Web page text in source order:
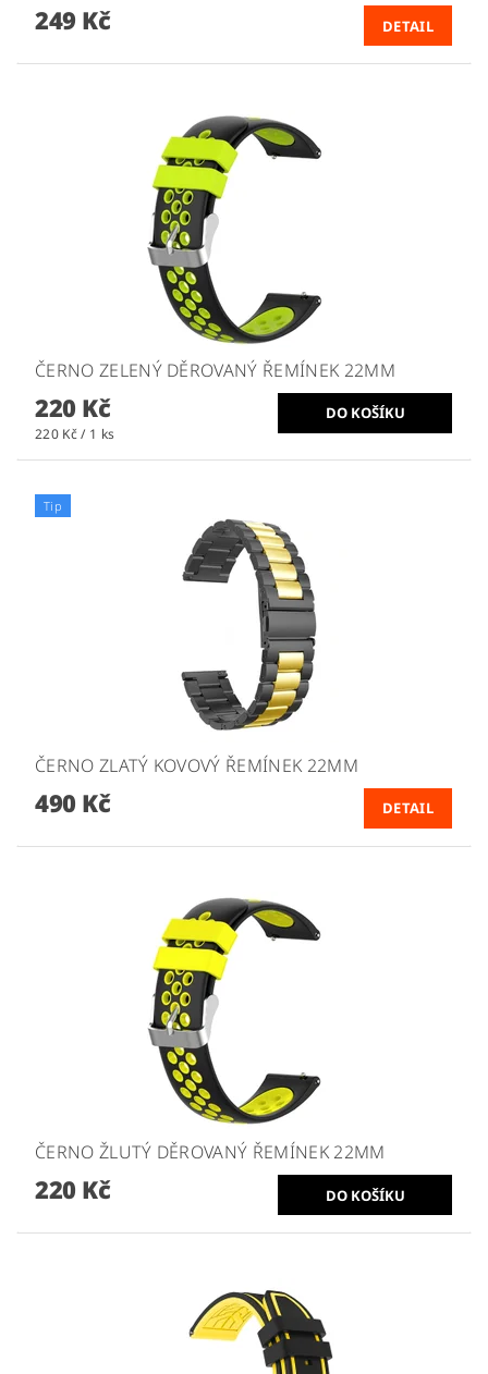
249 Kč DETAIL
ČERNO ZELENÝ DĚROVANÝ ŘEMÍNEK 22MM
220 Kč
220 Kč / 1 ks
Tip
ČERNO ZLATÝ KOVOVÝ ŘEMÍNEK 22MM
490 Kč DETAIL
ČERNO ŽLUTÝ DĚROVANÝ ŘEMÍNEK 22MM
220 Kč